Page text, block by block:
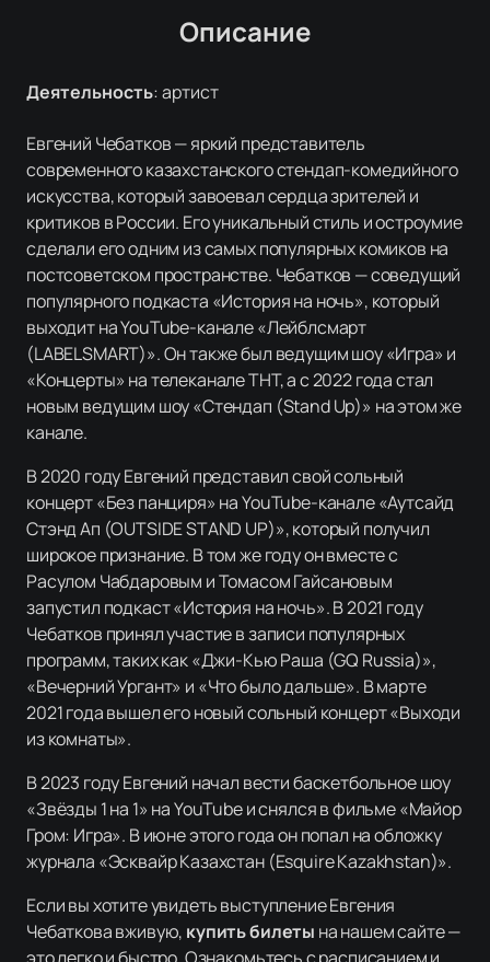
Описание
Деятельность:артист
Евгений Чебатков — яркий представитель
современного казахстанского стендап-комедийного
искусства, который завоевал сердца зрителей и
критиков в России. Его уникальный стиль и остроумие
сделали его одним из самых популярных комиков на
постсоветском пространстве. Чебатков — соведущий
популярного подкаста «История на ночь», который
выходит на YouTube-канале «Лейблсмарт
(LABELSMART)». Он также был ведущим шоу «Игра» и
«Концерты» на телеканале ТНТ, а с 2022 года стал
новым ведущим шоу «Стендап (Stand Up)» на этом же
канале.
В 2020 году Евгений представил свой сольный
концерт «Без панциря» на YouTube-канале «Аутсайд
Стэнд Ап (OUTSIDE STAND UP)», который получил
широкое признание. В том же году он вместе с
Расулом Чабдаровым и Томасом Гайсановым
запустил подкаст «История на ночь». В 2021 году
Чебатков принял участие в записи популярных
программ, таких как «Джи-Кью Раша (GQ Russia)»,
«Вечерний Ургант» и «Что было дальше». В марте
2021 года вышел его новый сольный концерт «Выходи
из комнаты».
В 2023 году Евгений начал вести баскетбольное шоу
«Звёзды 1 на 1» на YouTube и снялся в фильме «Майор
Гром: Игра». В июне этого года он попал на обложку
журнала «Эсквайр Казахстан (Esquire Kazakhstan)».
Если вы хотите увидеть выступление Евгения
Чебаткова вживую, купить билеты на нашем сайте —